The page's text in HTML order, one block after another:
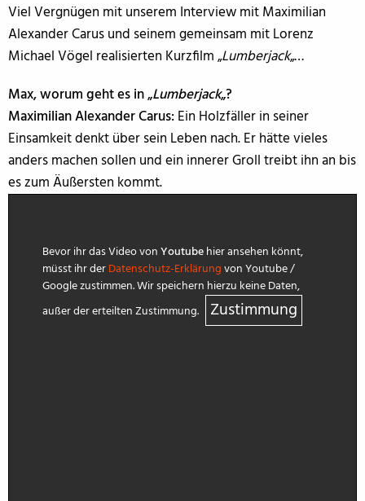
Viel Vergnügen mit unserem Interview mit Maximilian
Alexander Carus und seinem gemeinsam mit Lorenz
Michael Vögel realisierten Kurzfilm „Lumberjack„…
Max, worum geht es in „Lumberjack„?
Maximilian Alexander Carus:Ein Holzfäller in seiner
Einsamkeit denkt über sein Leben nach. Er hätte vieles
anders machen sollen und ein innerer Groll treibt ihn an bis
es zum Äußersten kommt.
Bevor ihr das Video vonYoutubehier ansehen könnt,
müsst ihr derDatenschutz-Erklärungvon Youtube /
Google zustimmen. Wir speichern hierzu keine Daten,
außer der erteilten Zustimmung.
Zustimmung